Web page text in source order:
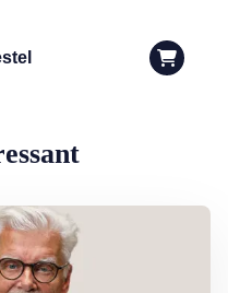
staan we sterk